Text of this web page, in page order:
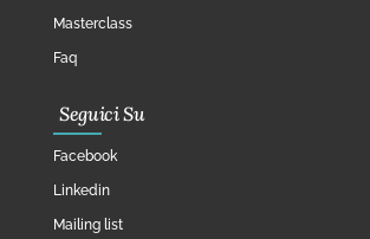
Masterclass
Faq
Seguici Su
Facebook
Linkedin
Mailing list